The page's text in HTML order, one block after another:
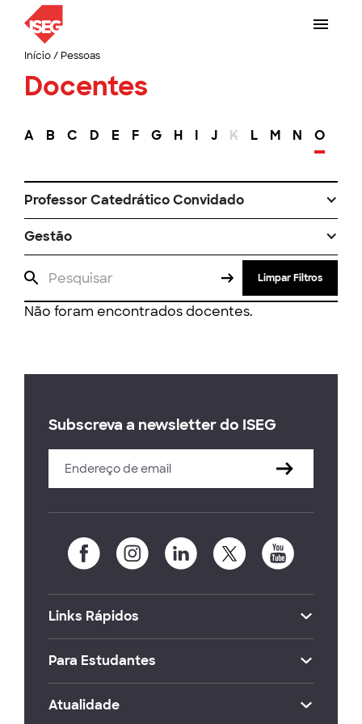
Início/ Pessoas
Docentes
A B C D E F G H I J K L M N O
Professor Catedrático Convidado
Gestão
Limpar Filtros
Não foram encontrados docentes.
Subscreva a newsletter do ISEG
Links Rápidos
Para Estudantes
Atualidade